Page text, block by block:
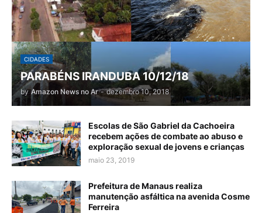
CIDADES
PARABÉNS IRANDUBA 10/12/18
by Amazon News no Ar - dezembro 10, 2018
Escolas de São Gabriel da Cachoeira
recebem ações de combate ao abuso e
exploração sexual de jovens e crianças
maio 23, 2019
Prefeitura de Manaus realiza
manutenção asfáltica na avenida Cosme
Ferreira